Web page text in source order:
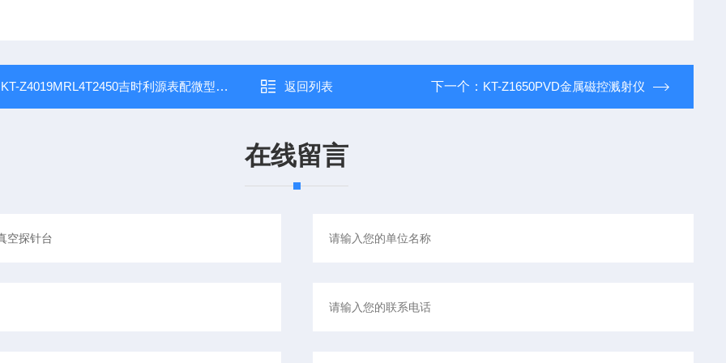
KT-Z4019MRL4T2450吉时利源表配微型真空探针台 返回列表 下一个： KT-Z1650PVD金属磁控溅射仪
在线留言